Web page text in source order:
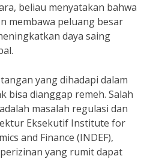
beliau menyatakan bahwa
membawa peluang besar
daya saing
yang dihadapi dalam
bisa dianggap remeh. Salah
masalah regulasi dan
Eksekutif Institute for
and Finance (INDEF),
yang rumit dapat